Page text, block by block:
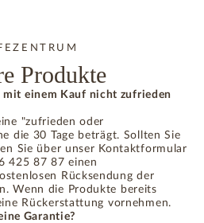
Produkte
mit einem Kauf nicht zufrieden
"zufrieden oder
die 30 Tage beträgt. Sollten Sie
Sie über unser Kontaktformular
425 87 87 einen
Rücksendung der
Wenn die Produkte bereits
Rückerstattung vornehmen.
Garantie?